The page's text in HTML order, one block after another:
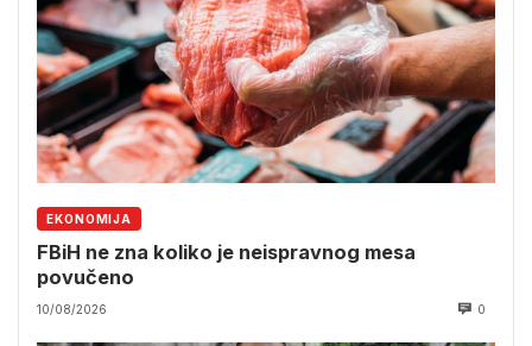
EKONOMIJA
FBiH ne zna koliko je neispravnog mesa
povučeno
10/08/2026 0